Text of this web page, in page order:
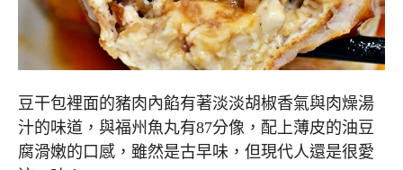
豆干包裡面的豬肉內餡有著淡淡胡椒香氣與肉燥湯
汁的味道，與福州魚丸有87分像，配上薄皮的油豆
腐滑嫩的口感，雖然是古早味，但現代人還是很愛